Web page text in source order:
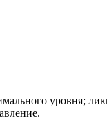
уровня;